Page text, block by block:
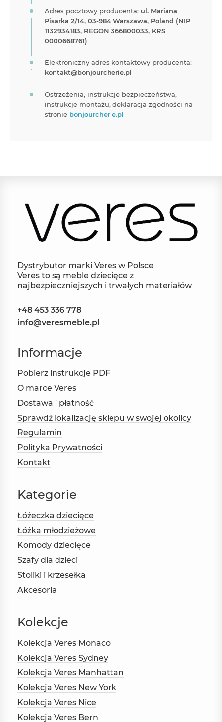
Adres pocztowy producenta: ul. Mariana
Pisarka 2/14, 03-984 Warszawa, Poland (NIP
1132934183, REGON 366800033, KRS
0000668761)
Elektroniczny adres kontaktowy producenta:
kontakt@bonjourcherie.pl
Ostrzeżenia, instrukcje bezpieczeństwa,
instrukcje montażu, deklaracja zgodności na
stronie bonjourcherie.pl
Dystrybutor marki Veres w Polsce
Veres to są meble dziecięce z
najbezpieczniejszych i trwałych materiałów
+48 453 336 778
info@veresmeble.pl
Informacje
Pobierz instrukcje PDF
O marce Veres
Dostawa i płatność
Sprawdź lokalizację sklepu w swojej okolicy
Regulamin
Polityka Prywatności
Kontakt
Kategorie
Łóżeczka dziecięce
Łóżka młodzieżowe
Komody dziecięce
Szafy dla dzieci
Stoliki i krzesełka
Akcesoria
Kolekcje
Kolekcja Veres Monaco
Kolekcja Veres Sydney
Kolekcja Veres Manhattan
Kolekcja Veres New York
Kolekcja Veres Nice
Kolekcja Veres Bern